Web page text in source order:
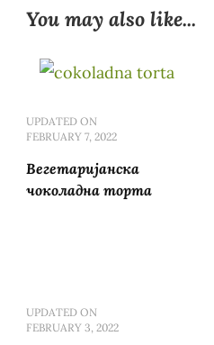
You may also like...
UPDATED ON
FEBRUARY 7, 2022
Вегетаријанска
чоколадна торта
UPDATED ON
FEBRUARY 3, 2022